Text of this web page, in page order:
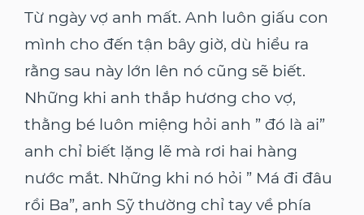
Từ ngày vợ anh mất. Anh luôn giấu con
mình cho đến tận bây giờ, dù hiểu ra
rằng sau này lớn lên nó cũng sẽ biết.
Những khi anh thắp hương cho vợ,
thằng bé luôn miệng hỏi anh ” đó là ai”
anh chỉ biết lặng lẽ mà rơi hai hàng
nước mắt. Những khi nó hỏi ” Má đi đâu
rồi Ba”, anh Sỹ thường chỉ tay về phía